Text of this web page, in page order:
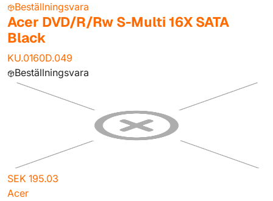
Beställningsvara
Acer DVD/R/Rw S-Multi 16X SATA
Black
KU.0160D.049
Beställningsvara
SEK 195.03
Acer